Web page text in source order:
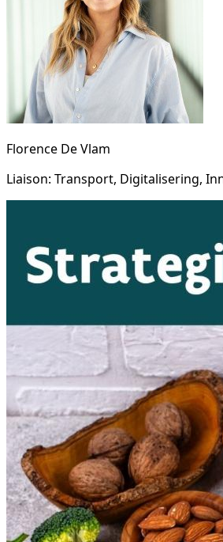
Florence De Vlam
Liaison: Transport, Digitalisering,